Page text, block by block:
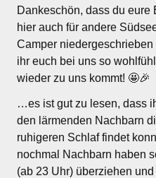
Dankeschön, dass du
hier auch für andere
Camper
ihr euch bei uns so
wieder zu uns kommt! 🤩🎉
…es ist gut zu lesen, dass
den lärmenden Nachbarn
ruhigeren Schlaf findet
nochmal Nachbarn haben
(ab 23 Uhr) überziehen